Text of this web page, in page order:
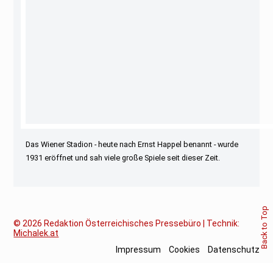
Das Wiener Stadion - heute nach Ernst Happel benannt - wurde
1931 eröffnet und sah viele große Spiele seit dieser Zeit.
© 2026 Redaktion Österreichisches Pressebüro | Technik:
Michalek.at
Impressum
Cookies Datenschutz
Back to Top